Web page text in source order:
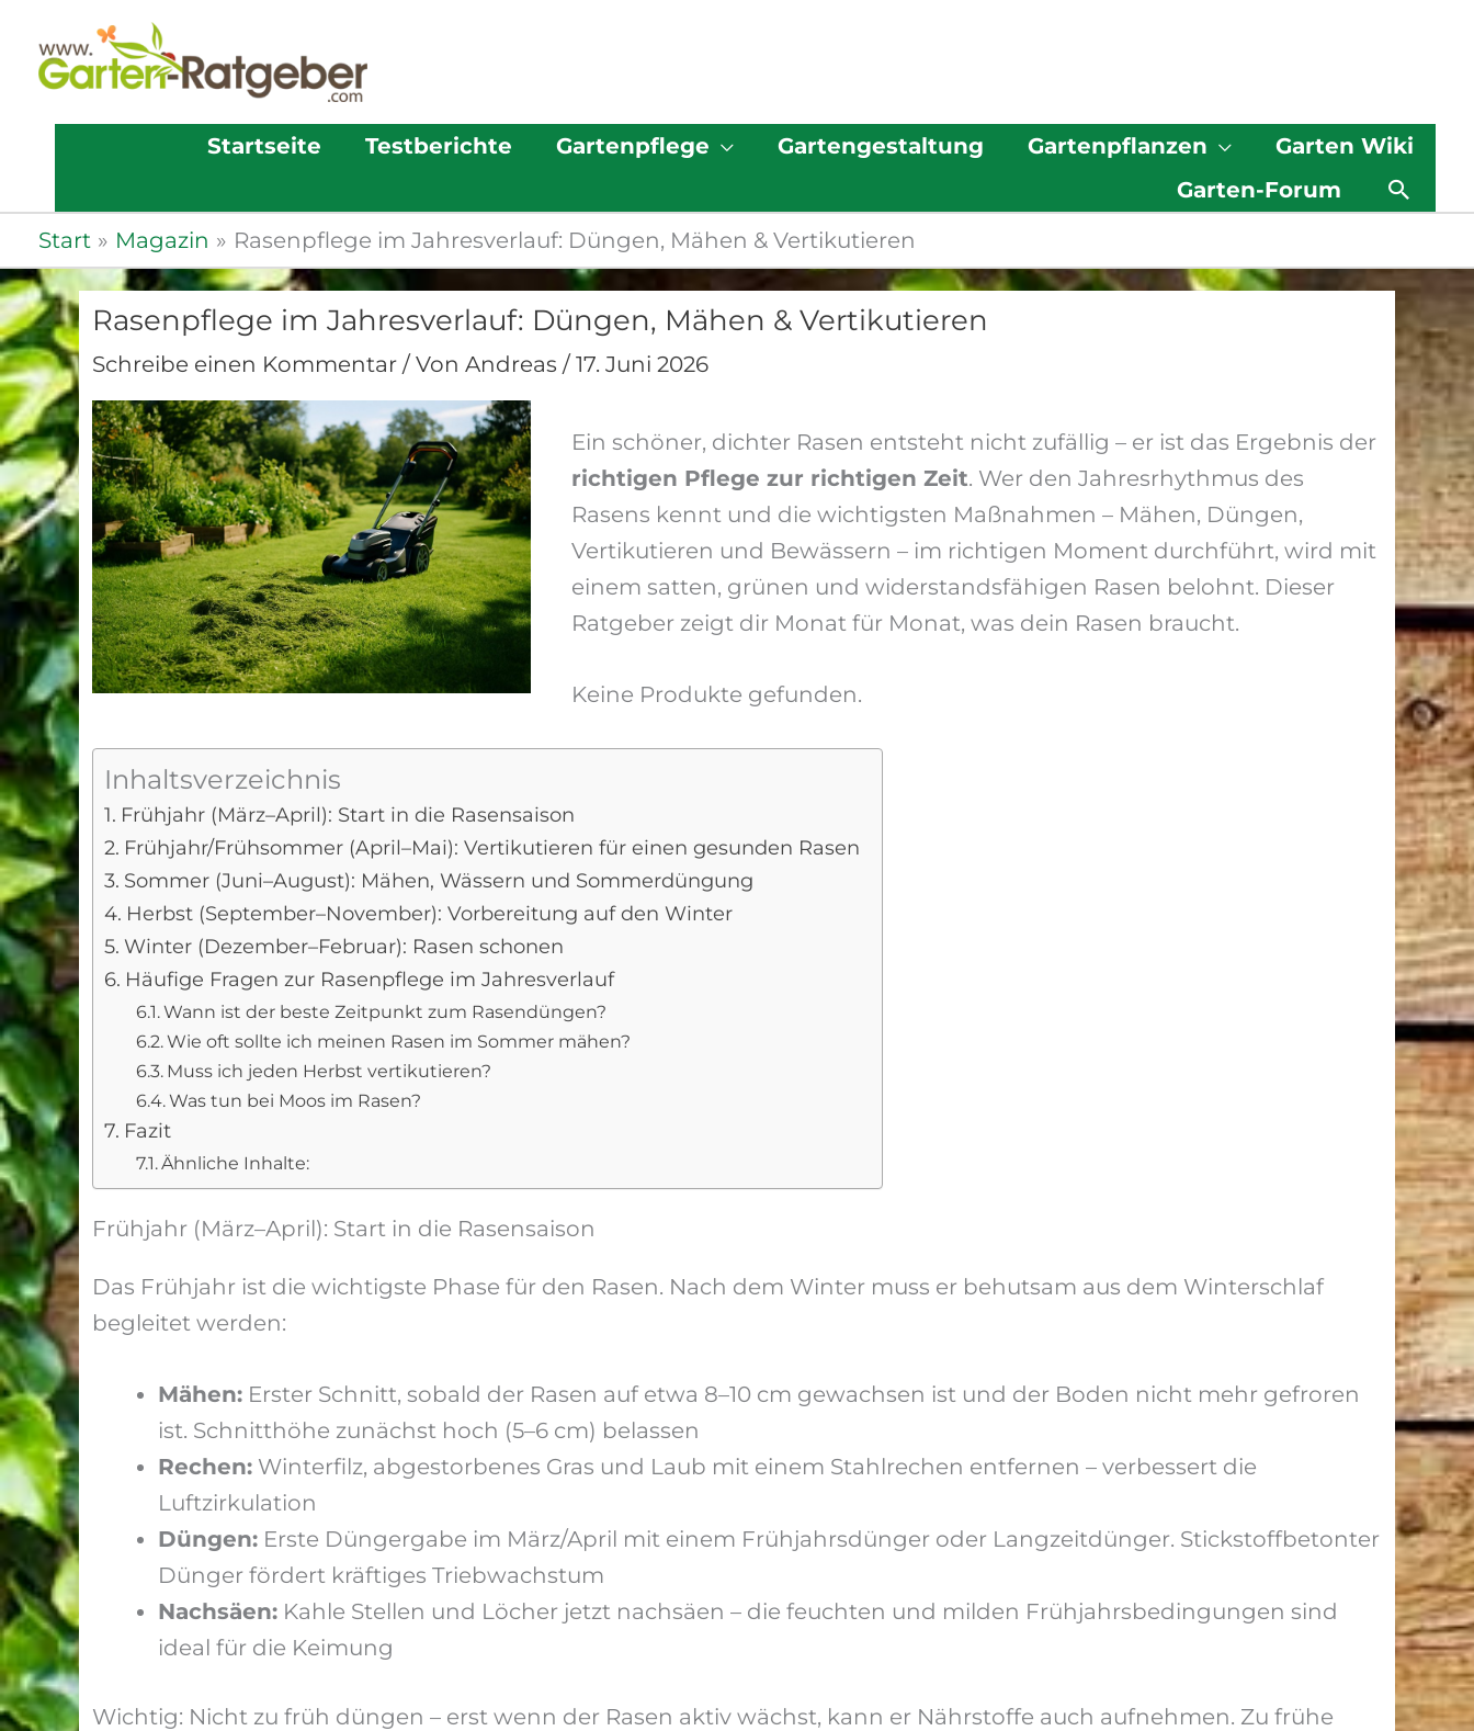
Startseite Testberichte Gartenpflege Gartengestaltung Gartenpflanzen
Garten Wiki
Garten-Forum
Start Magazin Rasenpflege im Jahresverlauf: Düngen, Mähen & Vertikutieren
Rasenpflege im Jahresverlauf: Düngen, Mähen & Vertikutieren
Schreibe einen Kommentar / Von Andreas / 17. Juni 2026
Ein schöner, dichter Rasen entsteht nicht zufällig – er ist das Ergebnis der
richtigen Pflege zur richtigen Zeit. Wer den Jahresrhythmus des
Rasens kennt und die wichtigsten Maßnahmen – Mähen, Düngen,
Vertikutieren und Bewässern – im richtigen Moment durchführt, wird mit
einem satten, grünen und widerstandsfähigen Rasen belohnt. Dieser
Ratgeber zeigt dir Monat für Monat, was dein Rasen braucht.
Keine Produkte gefunden.
Inhaltsverzeichnis
Frühjahr (März–April): Start in die Rasensaison
Frühjahr/Frühsommer (April–Mai): Vertikutieren für einen gesunden Rasen
Sommer (Juni–August): Mähen, Wässern und Sommerdüngung
Herbst (September–November): Vorbereitung auf den Winter
Winter (Dezember–Februar): Rasen schonen
Häufige Fragen zur Rasenpflege im Jahresverlauf
Wann ist der beste Zeitpunkt zum Rasendüngen?
Wie oft sollte ich meinen Rasen im Sommer mähen?
Muss ich jeden Herbst vertikutieren?
Was tun bei Moos im Rasen?
Fazit
Ähnliche Inhalte:
Frühjahr (März–April): Start in die Rasensaison
Das Frühjahr ist die wichtigste Phase für den Rasen. Nach dem Winter muss er behutsam aus dem Winterschlaf
begleitet werden:
Mähen: Erster Schnitt, sobald der Rasen auf etwa 8–10 cm gewachsen ist und der Boden nicht mehr gefroren
ist. Schnitthöhe zunächst hoch (5–6 cm) belassen
Rechen: Winterfilz, abgestorbenes Gras und Laub mit einem Stahlrechen entfernen – verbessert die
Luftzirkulation
Düngen: Erste Düngergabe im März/April mit einem Frühjahrsdünger oder Langzeitdünger. Stickstoffbetonter
Dünger fördert kräftiges Triebwachstum
Nachsäen: Kahle Stellen und Löcher jetzt nachsäen – die feuchten und milden Frühjahrsbedingungen sind
ideal für die Keimung
Wichtig: Nicht zu früh düngen – erst wenn der Rasen aktiv wächst, kann er Nährstoffe auch aufnehmen. Zu frühe